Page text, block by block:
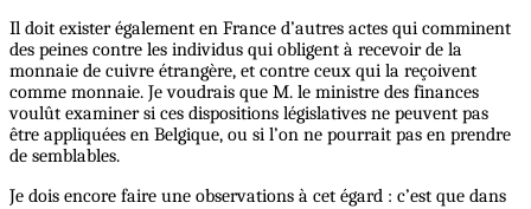
Il doit exister également en France d’autres actes qui comminent
des peines contre les individus qui obligent à recevoir de la
monnaie de cuivre étrangère, et contre ceux qui la reçoivent
comme monnaie. Je voudrais que M. le ministre des finances
voulût examiner si ces dispositions législatives ne peuvent pas
être appliquées en Belgique, ou si l’on ne pourrait pas en prendre
de semblables.
Je dois encore faire une observations à cet égard : c’est que dans